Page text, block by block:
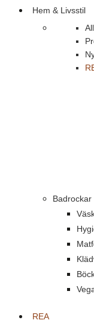
Hem & Livsstil
Badrockar
REA